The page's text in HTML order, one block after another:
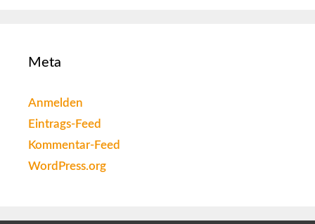
Meta
Anmelden
Eintrags-Feed
Kommentar-Feed
WordPress.org